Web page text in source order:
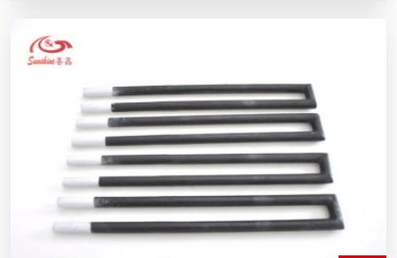
(ไนโตรเจน) ถูกสร้างขึ้นโดยมีชั้นไนไตรด์บนผิวหน้าขององค์
ประกอบการทําความร้อน ช่วยยืดอายุการใช้งานได้